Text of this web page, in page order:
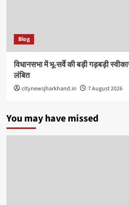
Blog
विधानसभा में भू-सर्वे की बड़ी गड़बड़ी
लंबित
citynewsjharkhand.in 7 August 2026
You may have missed